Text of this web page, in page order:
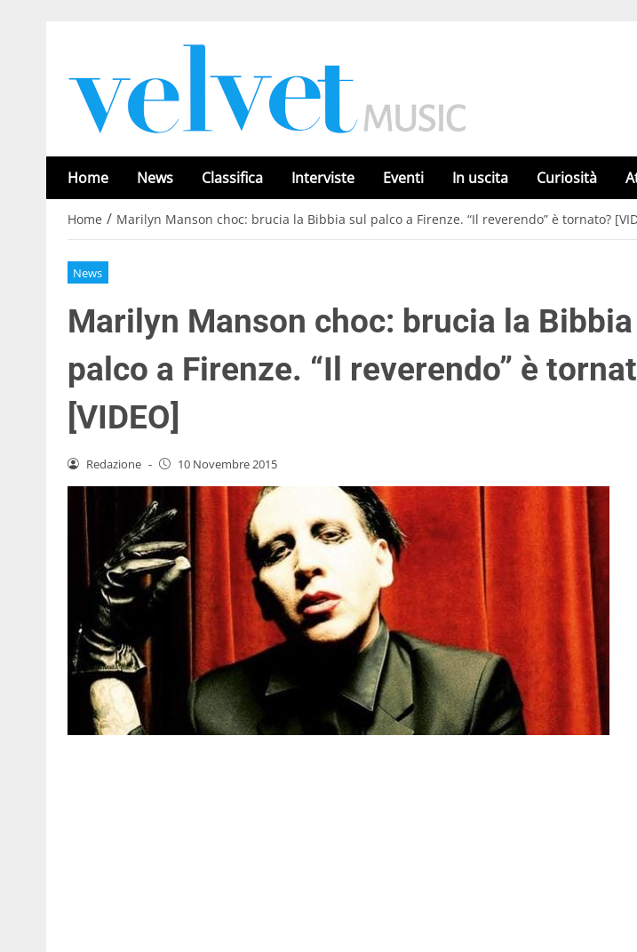
Home News Classifica Interviste Eventi In uscita Curiosità
Home / Marilyn Manson choc: brucia la Bibbia sul palco a Firenze. “Il reverendo” è tornato?
News
Marilyn Manson choc: brucia la Bibbia
palco a Firenze. “Il reverendo” è
[VIDEO]
Redazione - 10 Novembre 2015